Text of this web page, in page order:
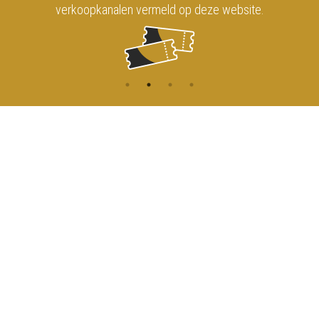
verkoopkanalen vermeld op deze website.